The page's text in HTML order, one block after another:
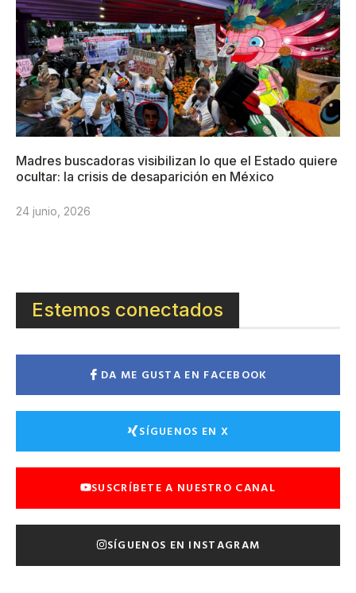
Madres buscadoras visibilizan lo que el Estado quiere
ocultar: la crisis de desaparición en México
24 junio, 2026
Estemos conectados
DA ME GUSTA EN FACEBOOK
SÍGUENOS EN X
SUSCRÍBETE A NUESTRO CANAL
SÍGUENOS EN INSTAGRAM